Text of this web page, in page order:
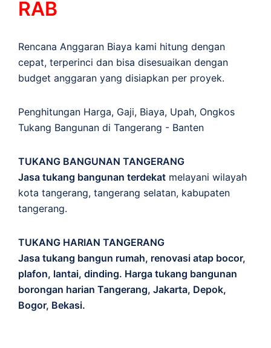
RAB
Rencana Anggaran Biaya kami hitung dengan
cepat, terperinci dan bisa disesuaikan dengan
budget anggaran yang disiapkan per proyek.
Penghitungan Harga, Gaji, Biaya, Upah, Ongkos
Tukang Bangunan di Tangerang - Banten
TUKANG BANGUNAN TANGERANG
Jasa tukang bangunan terdekat melayani wilayah
kota tangerang, tangerang selatan, kabupaten
tangerang.
TUKANG HARIAN TANGERANG
Jasa tukang bangun rumah, renovasi atap bocor,
plafon, lantai, dinding. Harga tukang bangunan
borongan harian Tangerang, Jakarta, Depok,
Bogor, Bekasi.